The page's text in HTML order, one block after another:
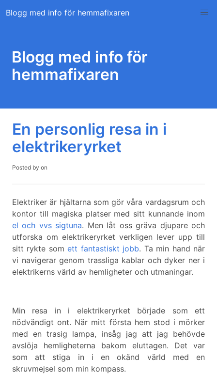
toBlogg med info för hemmafixaren
Blogg med info för
hemmafixaren
En personlig resa in i
elektrikeryrket
Posted by on
Elektriker är hjältarna som gör våra vardagsrum och
kontor till magiska platser med sitt kunnande inom
el och vvs sigtuna. Men låt oss gräva djupare och
utforska om elektrikeryrket verkligen lever upp till
sitt rykte somett fantastiskt jobb. Ta min hand när
vi navigerar genom trassliga kablar och dyker ner i
elektrikerns värld av hemligheter och utmaningar.
Min resa in i elektrikeryrket började som ett
nödvändigt ont. När mitt första hem stod i mörker
med en trasig lampa, insåg jag att jag behövde
avslöja hemligheterna bakom eluttagen. Det var
som att stiga in i en okänd värld med en
skruvmejsel som min kompass.